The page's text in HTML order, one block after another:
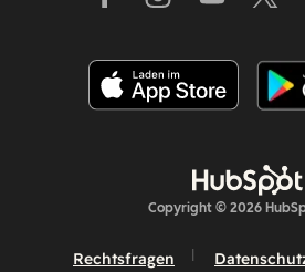
Copyright © 2026
Rechtsfragen